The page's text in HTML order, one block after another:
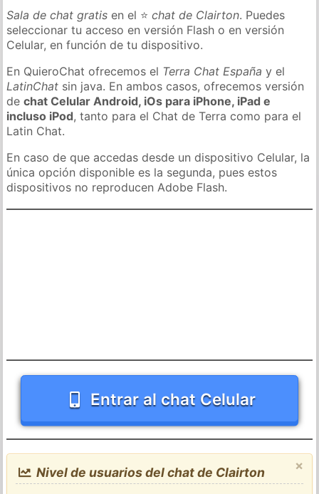
Sala de chat gratis en el ⭐chat de Clairton. Puedes
seleccionar tu acceso en versión Flash o en versión
Celular, en función de tu dispositivo.
En QuieroChat ofrecemos el Terra Chat España y el
LatinChat sin java. En ambos casos, ofrecemos versión
dechat Celular Android, iOs para iPhone, iPad e
incluso iPod, tanto para el Chat de Terra como para el
Latin Chat.
En caso de que accedas desde un dispositivo Celular, la
única opción disponible es la segunda, pues estos
dispositivos no reproducen Adobe Flash.
Entrar al chat Celular
×
Nivel de usuarios del chat de Clairton